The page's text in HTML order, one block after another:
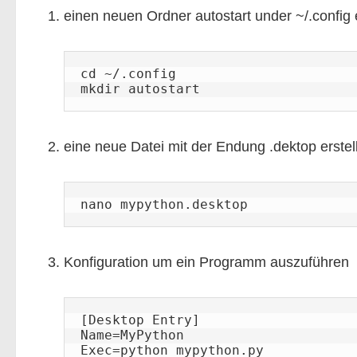
einen neuen Ordner autostart under ~/.config
cd ~/.config
mkdir autostart
eine neue Datei mit der Endung .dektop
nano mypython.desktop
Konfiguration um ein Programm auszuführen
[Desktop Entry]
Name=MyPython
Exec=python mypython.py